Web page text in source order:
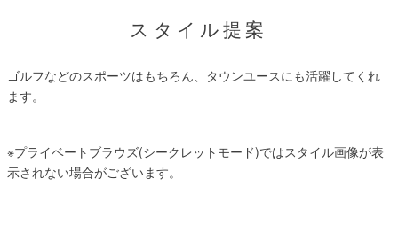
スタイル提案
ゴルフなどのスポーツはもちろん、タウンユースにも活躍してくれ
ます。
※プライベートブラウズ(シークレットモード)ではスタイル画像が表
示されない場合がございます。